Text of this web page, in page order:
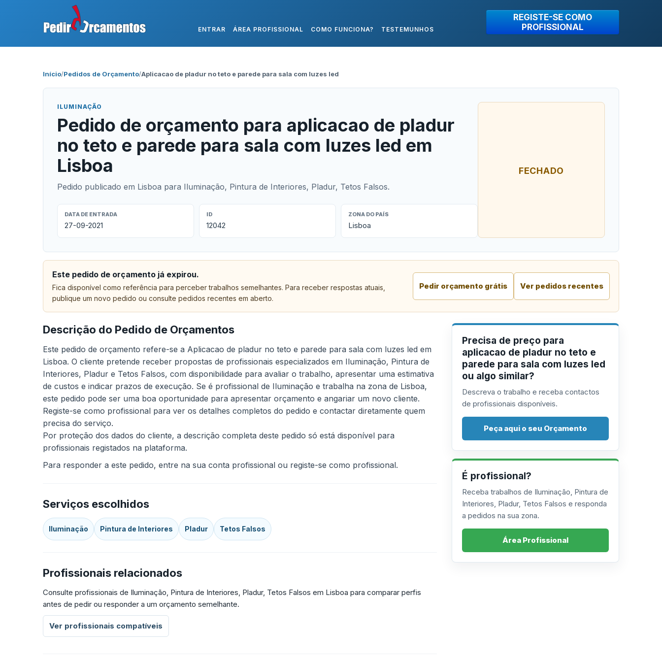
ENTRAR ÁREA PROFISSIONAL COMO FUNCIONA? TESTEMUNHOS
REGISTE-SE COMO
PROFISSIONAL
Início/Pedidos de Orçamento/Aplicacao de pladur no teto e parede para sala com luzes led
ILUMINAÇÃO
Pedido de orçamento para aplicacao de pladur
no teto e parede para sala com luzes led em
Lisboa
Pedido publicado em Lisboa para Iluminação, Pintura de Interiores, Pladur, Tetos Falsos.
DATA DE ENTRADA
27-09-2021
ID
12042
ZONA DO PAÍS
Lisboa
FECHADO
Este pedido de orçamento já expirou.
Fica disponível como referência para perceber trabalhos semelhantes. Para receber respostas atuais,
publique um novo pedido ou consulte pedidos recentes em aberto.
Pedir orçamento grátis Ver pedidos recentes
Descrição do Pedido de Orçamentos
Este pedido de orçamento refere-se a Aplicacao de pladur no teto e parede para sala com luzes led em
Lisboa. O cliente pretende receber propostas de profissionais especializados em Iluminação, Pintura de
Interiores, Pladur e Tetos Falsos, com disponibilidade para avaliar o trabalho, apresentar uma estimativa
de custos e indicar prazos de execução. Se é profissional de Iluminação e trabalha na zona de Lisboa,
este pedido pode ser uma boa oportunidade para apresentar orçamento e angariar um novo cliente.
Registe-se como profissional para ver os detalhes completos do pedido e contactar diretamente quem
precisa do serviço.
Por proteção dos dados do cliente, a descrição completa deste pedido só está disponível para
profissionais registados na plataforma.
Para responder a este pedido, entre na sua conta profissional ou registe-se como profissional.
Serviços escolhidos
Iluminação Pintura de Interiores Pladur Tetos Falsos
Profissionais relacionados
Consulte profissionais de Iluminação, Pintura de Interiores, Pladur, Tetos Falsos em Lisboa para comparar perfis
antes de pedir ou responder a um orçamento semelhante.
Ver profissionais compatíveis
Precisa de preço para
aplicacao de pladur no teto e
parede para sala com luzes led
ou algo similar?
Descreva o trabalho e receba contactos
de profissionais disponíveis.
Peça aqui o seu Orçamento
É profissional?
Receba trabalhos de Iluminação, Pintura de
Interiores, Pladur, Tetos Falsos e responda
a pedidos na sua zona.
Área Profissional